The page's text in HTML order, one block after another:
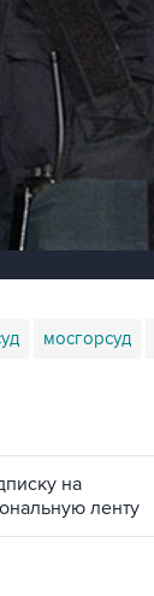
мосгорсуд
на
ленту